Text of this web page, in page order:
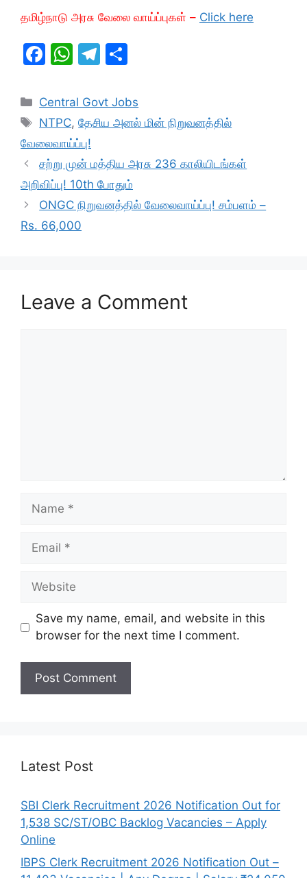
தமிழ்நாடு அரசு வேலை வாய்ப்புகள் – Click here
F
c
e
b
o
o
k
W
at
s
A
p
p
T
e
gr
m
ar
e
Categories
Central Govt Jobs
Tags
NTPC,தேசிய அனல் மின் நிறுவனத்தில்
வேலைவாய்ப்பு!
சற்று முன் மத்திய அரசு 236 காலியிடங்கள்
அறிவிப்பு! 10th போதும்
ONGC நிறுவனத்தில் வேலைவாய்ப்பு! சம்பளம் –
Rs. 66,000
Leave a Comment
Name
Email
Website
Save my name, email, and website in this
browser for the next time I comment.
Latest Post
SBI Clerk Recruitment 2026 Notification Out for
1,538 SC/ST/OBC Backlog Vacancies – Apply
Online
IBPS Clerk Recruitment 2026 Notification Out –